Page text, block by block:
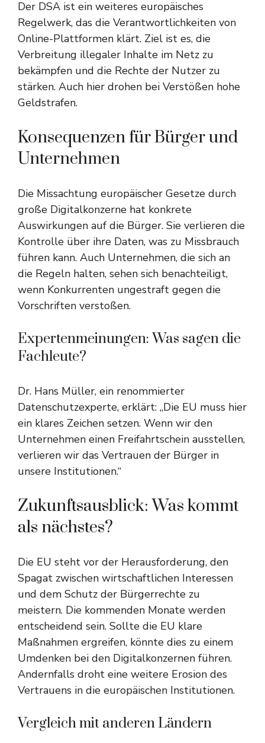
Der DSA ist ein weiteres europäisches
Regelwerk, das die Verantwortlichkeiten von
Online-Plattformen klärt. Ziel ist es, die
Verbreitung illegaler Inhalte im Netz zu
bekämpfen und die Rechte der Nutzer zu
stärken. Auch hier drohen bei Verstößen hohe
Geldstrafen.
Konsequenzen für Bürger und
Unternehmen
Die Missachtung europäischer Gesetze durch
große Digitalkonzerne hat konkrete
Auswirkungen auf die Bürger. Sie verlieren die
Kontrolle über ihre Daten, was zu Missbrauch
führen kann. Auch Unternehmen, die sich an
die Regeln halten, sehen sich benachteiligt,
wenn Konkurrenten ungestraft gegen die
Vorschriften verstoßen.
Expertenmeinungen: Was sagen die
Fachleute?
Dr. Hans Müller, ein renommierter
Datenschutzexperte, erklärt: „Die EU muss hier
ein klares Zeichen setzen. Wenn wir den
Unternehmen einen Freifahrtschein ausstellen,
verlieren wir das Vertrauen der Bürger in
unsere Institutionen.“
Zukunftsausblick: Was kommt
als nächstes?
Die EU steht vor der Herausforderung, den
Spagat zwischen wirtschaftlichen Interessen
und dem Schutz der Bürgerrechte zu
meistern. Die kommenden Monate werden
entscheidend sein. Sollte die EU klare
Maßnahmen ergreifen, könnte dies zu einem
Umdenken bei den Digitalkonzernen führen.
Andernfalls droht eine weitere Erosion des
Vertrauens in die europäischen Institutionen.
Vergleich mit anderen Ländern